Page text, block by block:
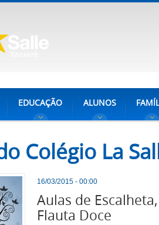
EDUCAÇÃO ALUNOS
Colégio La
16/03/2015 - 00:00
Aulas de
Flauta Doce